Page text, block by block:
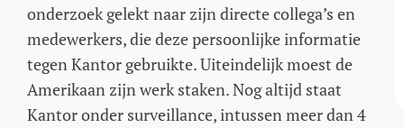
onderzoek gelekt naar zijn directe collega’s en
medewerkers, die deze persoonlijke informatie
tegen Kantor gebruikte. Uiteindelijk moest de
Amerikaan zijn werk staken. Nog altijd staat
Kantor onder surveillance, intussen meer dan 4